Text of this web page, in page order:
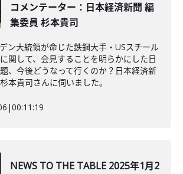
コメンテーター：日本経済新聞 編
集委員 杉本貴司
ン大統領が命じた鉄鋼大手・USスチール
関して、会見することを明らかにした日
、今後どうなって行くのか？日本経済新
本貴司さんに伺いました。
|00:11:19
NEWS TO THE TABLE 2025年1月2